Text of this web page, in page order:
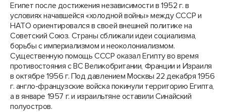
Египет после достижения независимости в 1952 г. в
условиях начавшейся «холодной войны» между СССР и
НАТО ориентировался в своей внешней политике на
Советский Союз. Страны сближали идеи социализма,
борьбы с империализмом и неоколониализмом.
Существенную помощь СССР оказал Египту во время
противостояния с ВС Великобритании, Франции и Израиля
в октябре 1956 г. Под давлением Москвы 22 декабря 1956
г. англо-французские войска покинули территорию Египта,
а в январе 1957 г. и израильтяне оставили Синайский
полуостров.